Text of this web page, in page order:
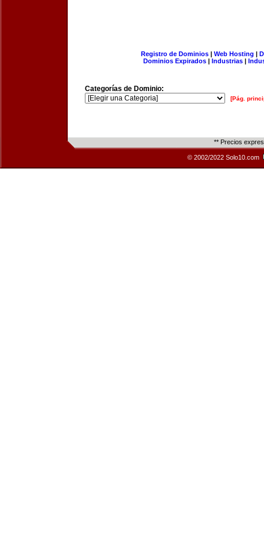
Registro de Dominios| Web Hosting |
Dominios Expirados | Industrias |
Categorías de Dominio:
[Pág.
** Precios
© 2002/2022 Solo10.com